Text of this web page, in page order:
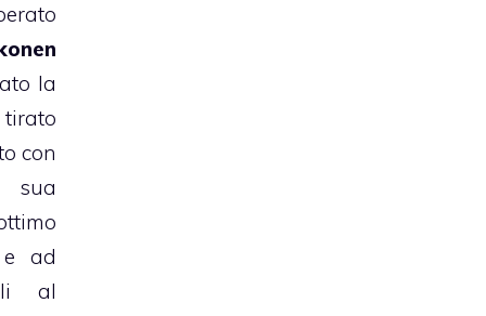
la
con
sua
ad
al